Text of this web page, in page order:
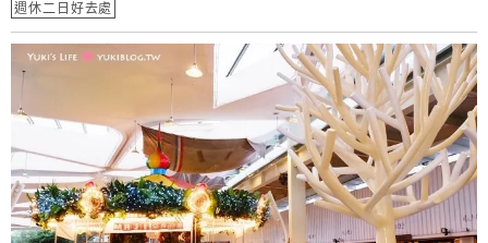
週休二日好去處